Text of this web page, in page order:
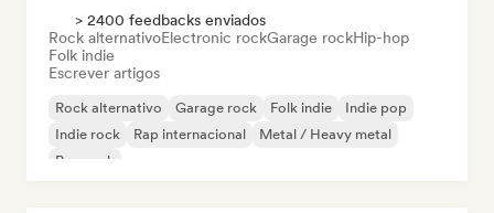
> 2400 feedbacks enviados
Rock alternativoElectronic rockGarage rockHip-hop
Folk indie
Escrever artigos
Rock alternativo Garage rock Folk indie
Indie pop
Indie rock
Rap internacional
Metal / Heavy metal
Pop rock